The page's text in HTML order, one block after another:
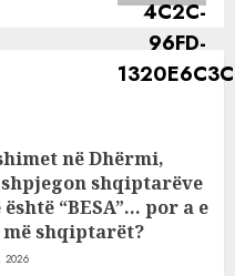
në Dhërmi,
shpjegon shqiptarëve
“BESA”… por a e
më shqiptarët?
2026